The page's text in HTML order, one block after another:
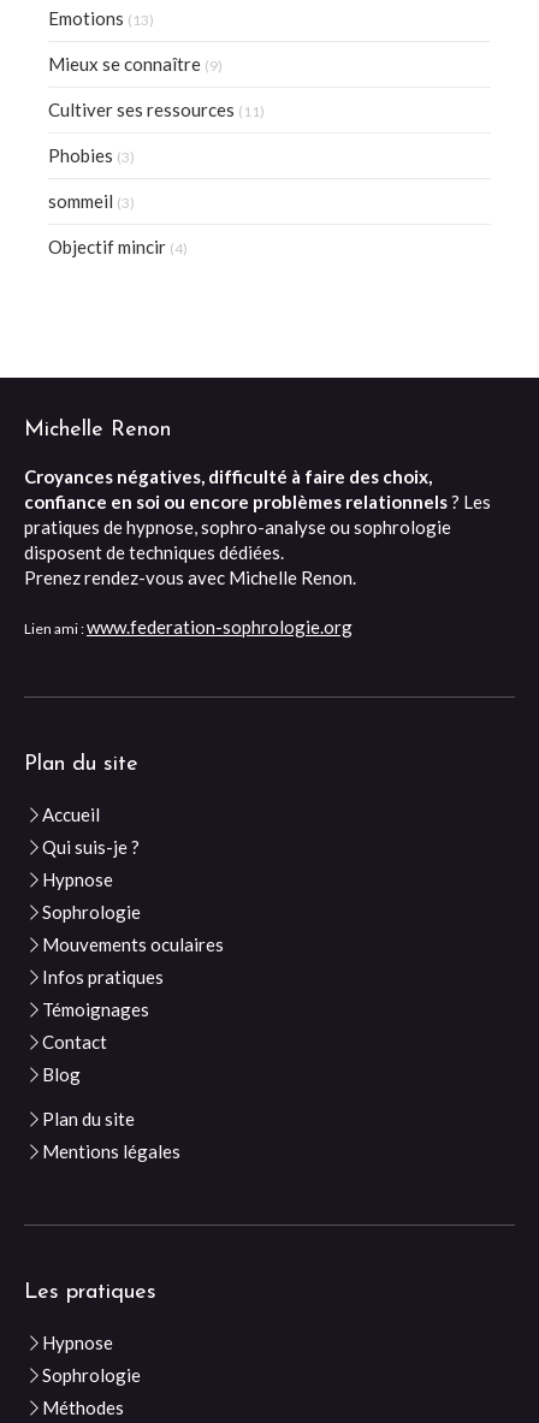
Emotions (13)
Mieux se connaître (9)
Cultiver ses ressources (11)
Phobies (3)
sommeil (3)
Objectif mincir (4)
Michelle Renon
Croyances négatives, difficulté à faire des choix,
confiance en soi ou encore problèmes relationnels? Les
pratiques de hypnose, sophro-analyse ou sophrologie
disposent de techniques dédiées.
Prenez rendez-vous avec Michelle Renon.
Lien ami :www.federation-sophrologie.org
Plan du site
Accueil
Qui suis-je ?
Hypnose
Sophrologie
Mouvements oculaires
Infos pratiques
Témoignages
Contact
Blog
Plan du site
Mentions légales
Les pratiques
Hypnose
Sophrologie
Méthodes